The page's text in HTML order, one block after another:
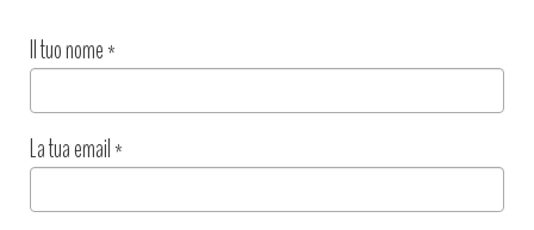
Il tuo nome*
La tua email*